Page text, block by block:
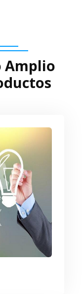
Amplio